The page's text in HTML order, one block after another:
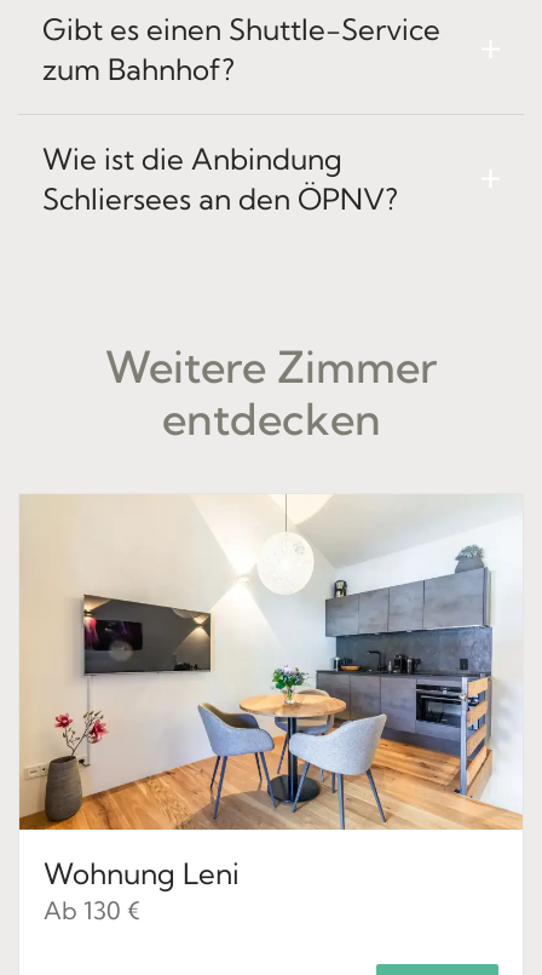
Gibt es einen Shuttle-Service
zum Bahnhof?
Wie ist die Anbindung
Schliersees an den ÖPNV?
Weitere Zimmer
entdecken
Wohnung Leni
Ab 130 €